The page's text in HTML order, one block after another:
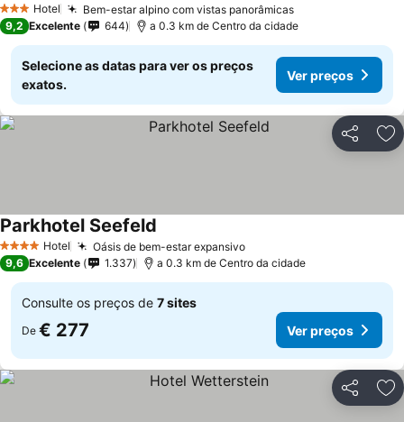
3 EstrelasHotel Bem-estar alpino com vistas panorâmicasVer preços
9,2 Excelente 644 a 0.3 km de Centro da cidade
Selecione as datas para ver os preços
exatos.
Ver preços
Partilhar
4 EstrelasHotel Oásis de bem-estar expansivoVer preços
Parkhotel Seefeld
9,6 Excelente 1.337 a 0.3 km de Centro da cidade
Consulte os preços de 7 sites
De € 277 Ver preços
Partilhar